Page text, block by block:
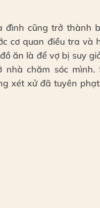
đình cũng trở thành
cơ quan điều tra và
ăn là để vợ bị suy
chăm sóc
xét xử đã tuyên